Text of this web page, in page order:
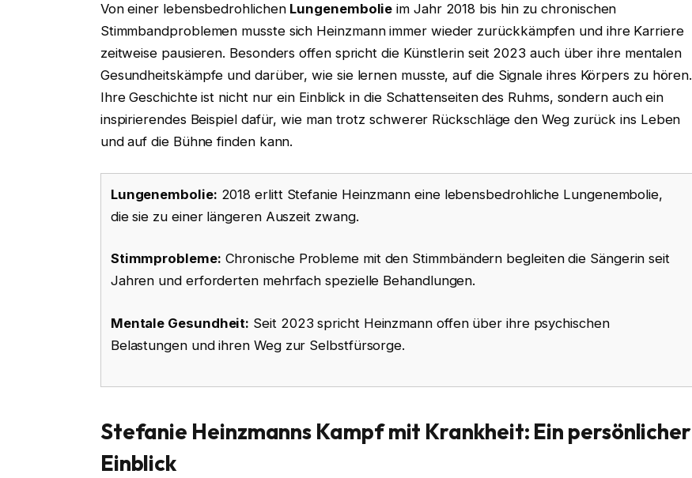
Von einer lebensbedrohlichen Lungenembolie im Jahr 2018 bis hin zu chronischen
Stimmbandproblemen musste sich Heinzmann immer wieder zurückkämpfen und ihre Karriere
zeitweise pausieren. Besonders offen spricht die Künstlerin seit 2023 auch über ihre mentalen
Gesundheitskämpfe und darüber, wie sie lernen musste, auf die Signale ihres Körpers zu hören.
Ihre Geschichte ist nicht nur ein Einblick in die Schattenseiten des Ruhms, sondern auch ein
inspirierendes Beispiel dafür, wie man trotz schwerer Rückschläge den Weg zurück ins Leben
und auf die Bühne finden kann.
Lungenembolie: 2018 erlitt Stefanie Heinzmann eine lebensbedrohliche Lungenembolie,
die sie zu einer längeren Auszeit zwang.
Stimmprobleme: Chronische Probleme mit den Stimmbändern begleiten die Sängerin seit
Jahren und erforderten mehrfach spezielle Behandlungen.
Mentale Gesundheit: Seit 2023 spricht Heinzmann offen über ihre psychischen
Belastungen und ihren Weg zur Selbstfürsorge.
Stefanie Heinzmanns Kampf mit Krankheit: Ein persönlicher
Einblick